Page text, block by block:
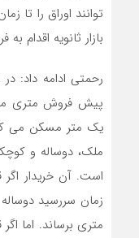
توانند اوراق را تا
بازار ثانویه اقدام
رحمتی ادامه داد:
پیش فروش متری
یک متر مسکن می
است. آن خریدار اگر
متری برساند. اما